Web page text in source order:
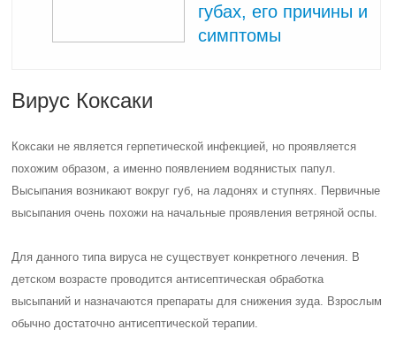
губах, его причины и
симптомы
Вирус Коксаки
Коксаки не является герпетической инфекцией, но проявляется
похожим образом, а именно появлением водянистых папул.
Высыпания возникают вокруг губ, на ладонях и ступнях. Первичные
высыпания очень похожи на начальные проявления ветряной оспы.
Для данного типа вируса не существует конкретного лечения. В
детском возрасте проводится антисептическая обработка
высыпаний и назначаются препараты для снижения зуда. Взрослым
обычно достаточно антисептической терапии.